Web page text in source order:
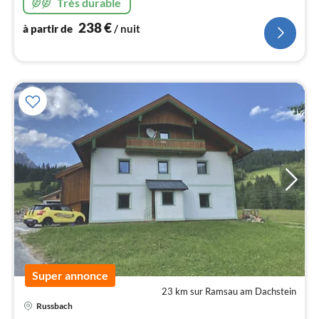
à partir de 238€/ nuit
Super annonce
23 km sur Ramsau am Dachstein
Russbach